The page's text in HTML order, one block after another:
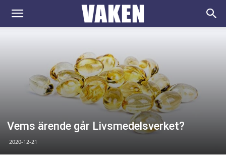
VAKEN.se
Vems ärende går Livsmedelsverket?
2020-12-21